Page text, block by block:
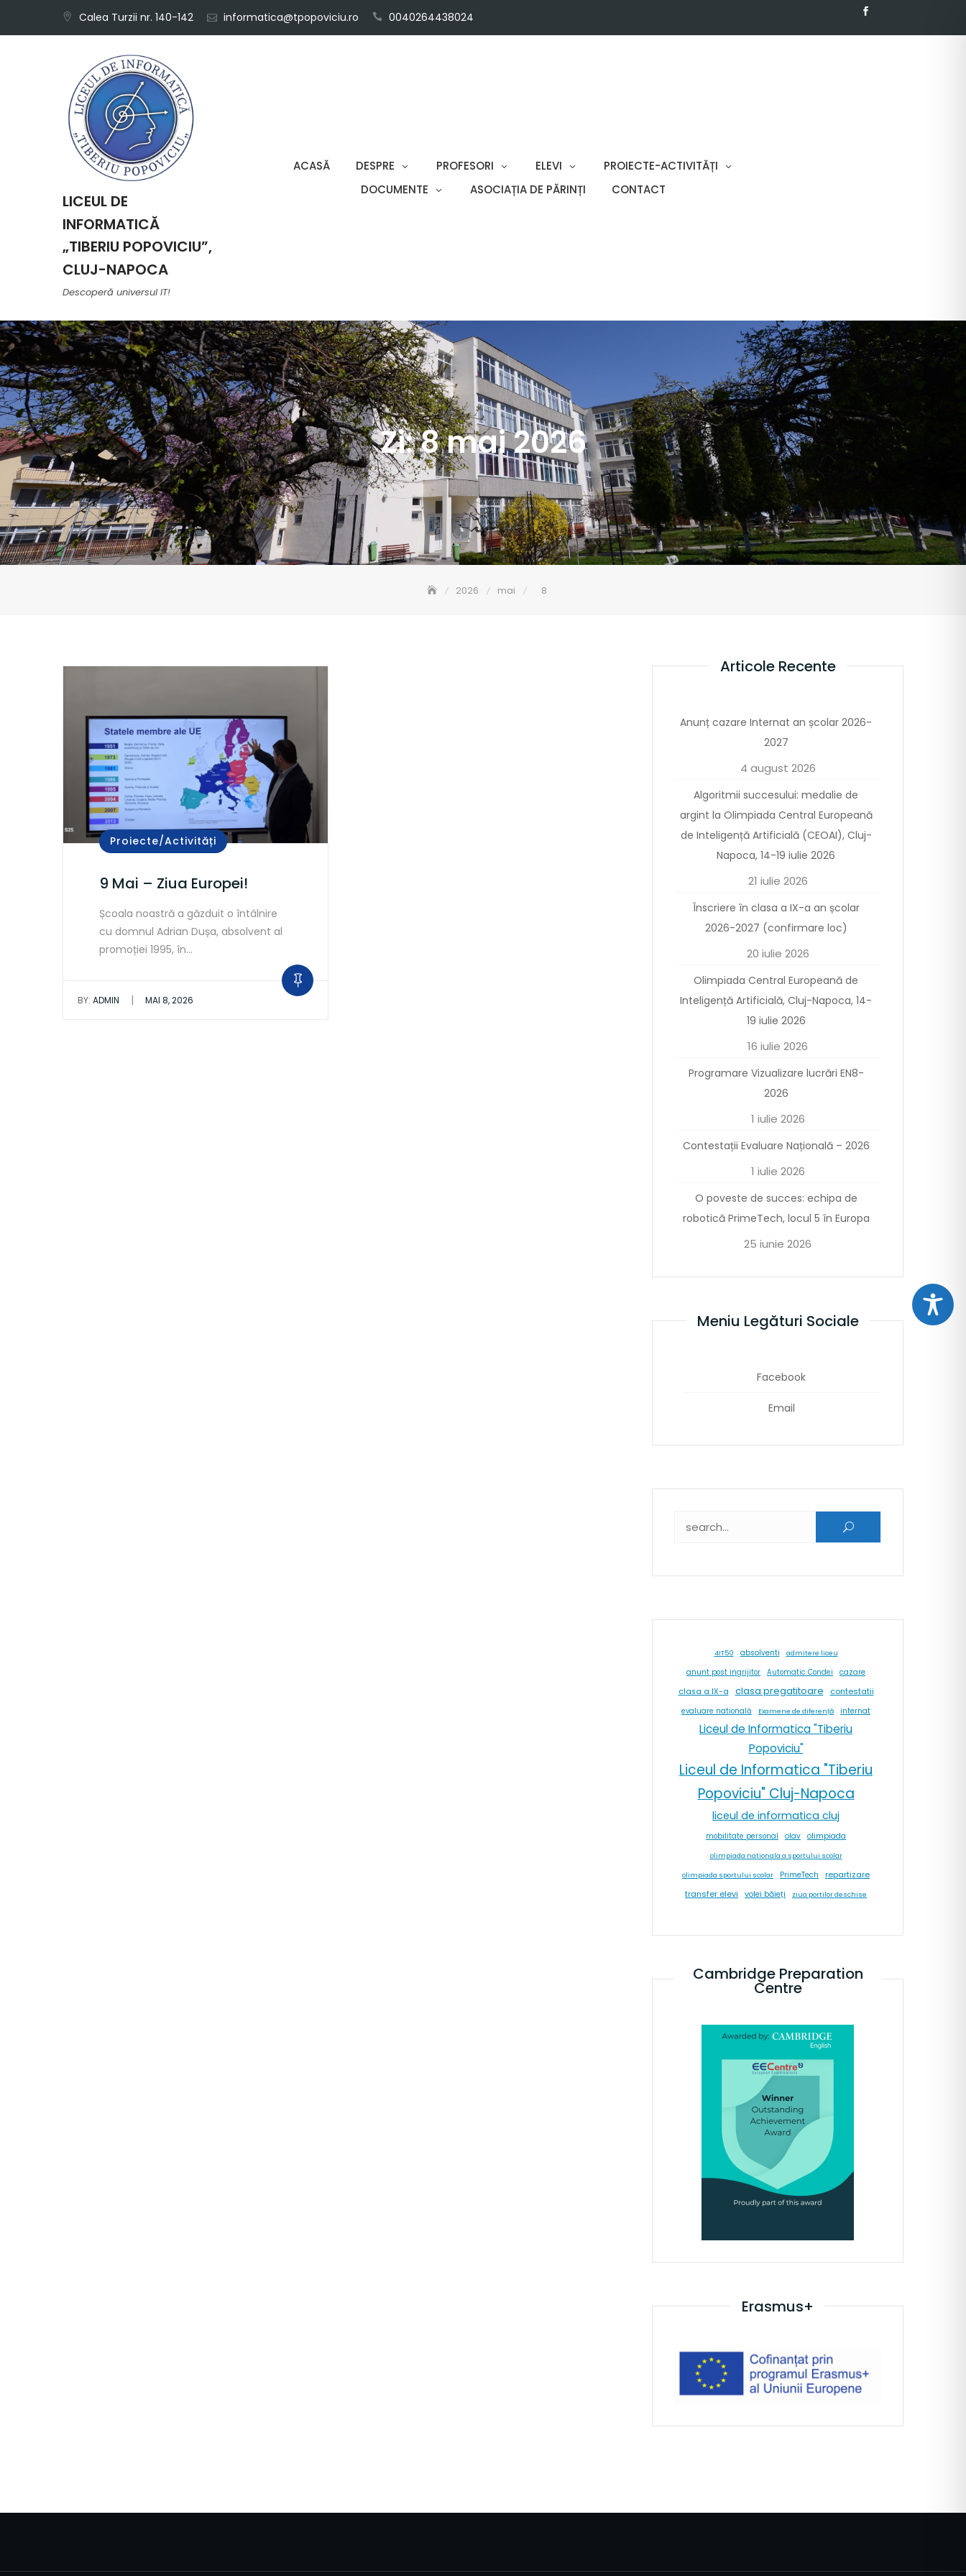
Calea Turzii nr. 140-142 informatica@tpopoviciu.ro 0040264438024
LICEUL DE
INFORMATICĂ
„TIBERIU POPOVICIU”,
CLUJ-NAPOCA
Descoperă universul IT!
ACASĂ DESPRE PROFESORI ELEVI
PROIECTE-ACTIVITĂȚI
DOCUMENTE
ASOCIAȚIA DE PĂRINȚI CONTACT
Zi:8 mai 2026
2026 mai 8
Proiecte/Activități
9 Mai – Ziua Europei!
Școala noastră a găzduit o întâlnire
cu domnul Adrian Dușa, absolvent al
promoției 1995, în…
BY: ADMIN | MAI 8, 2026
Articole Recente
Anunț cazare Internat an școlar 2026-
2027
4 august 2026
Algoritmii succesului: medalie de
argint la Olimpiada Central Europeană
de Inteligență Artificială (CEOAI), Cluj-
Napoca, 14-19 iulie 2026
21 iulie 2026
Înscriere în clasa a IX-a an școlar
2026-2027 (confirmare loc)
20 iulie 2026
Olimpiada Central Europeană de
Inteligență Artificială, Cluj-Napoca, 14-
19 iulie 2026
16 iulie 2026
Programare Vizualizare lucrări EN8-
2026
1 iulie 2026
Contestații Evaluare Națională – 2026
1 iulie 2026
O poveste de succes: echipa de
robotică PrimeTech, locul 5 în Europa
25 iunie 2026
Meniu Legături Sociale
Facebook
Email
4IT50 absolventi admitere liceu
anunt post ingrijitor Automatic Condei
cazare
clasa a IX-a
clasa pregatitoare contestatii
evaluare natională Examene de diferență internat
Liceul de Informatica "Tiberiu
Popoviciu"
Liceul de Informatica "Tiberiu
Popoviciu" Cluj-Napoca
liceul de informatica cluj
mobilitate personal olav olimpiada
olimpiada nationala a sportului scolar
olimpiada sportului scolar PrimeTech
repartizare
transfer elevi
volei băieți ziua portilor deschise
Cambridge Preparation
Centre
Erasmus+